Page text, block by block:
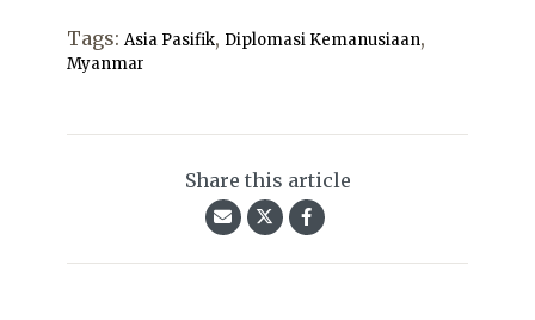
Tags: Asia Pasifik, Diplomasi Kemanusiaan,
Myanmar
Share this article